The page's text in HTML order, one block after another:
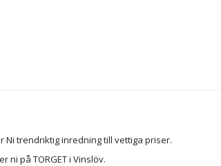
Ni trendriktig inredning till vettiga priser.
ni på TORGET i Vinslöv.